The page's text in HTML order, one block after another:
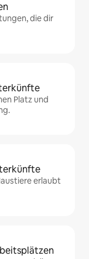
die dir
Platz und
erlaubt